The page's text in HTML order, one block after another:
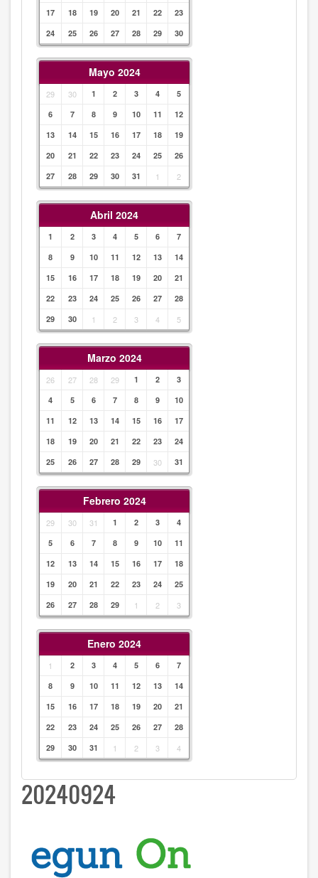
17
18 19 20 21 22
23
24
25 26 27 28 29 30
Mayo 2024
29 30 1 2 3 4
5
6
7 8 9 10 11
12
13
14 15 16 17 18
19
20
21 22 23 24 25
26
27
28 29 30 31 1 2
Abril 2024
1 2 3 4 5 6
7
8
9 10 11 12 13
14
15
16 17 18 19 20
21
22
23 24 25 26 27
28
29
30 1 2 3 4 5
Marzo 2024
26 27 28 29 1 2
3
4
5 6 7 8 9
10
11
12 13 14 15 16
17
18
19 20 21 22 23
24
25
26 27 28 29 30 31
Febrero 2024
29 30 31 1 2 3
4
5
6 7 8 9 10
11
12
13 14 15 16 17
18
19
20 21 22 23 24
25
26
27 28 29 1 2 3
Enero 2024
1 2 3 4 5 6
7
8
9 10 11 12 13
14
15
16 17 18 19 20
21
22
23 24 25 26 27
28
29
30 31 1 2 3 4
20240924